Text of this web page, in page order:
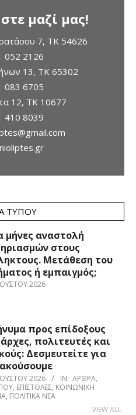
μαζί μας!
7, TK 54626
052 2126
13, ΤΚ 65302
083 6705
12, ΤΚ 10677
410 8039
ΤΎΠΟΥ
μήνες αναστολή
στους
Μετάθεση του
ή εμπαιγμός;
2026
προς επίδοξους
πολιτευτές και
Δεσμευτείτε για
2026 IN: ΆΡΘΡΑ,
, ΕΠΙΣΤΟΛΈΣ, ΚΟΙΝΩΝΙΚΉ
, ΠΟΛΙΤΙΚΆ ΝΈΑ
VIEW ALL